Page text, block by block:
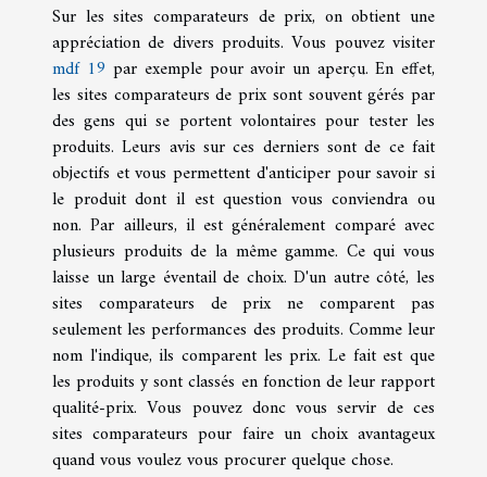
Sur les sites comparateurs de prix, on obtient une
appréciation de divers produits. Vous pouvez visiter
mdf 19 par exemple pour avoir un aperçu. En effet,
les sites comparateurs de prix sont souvent gérés par
des gens qui se portent volontaires pour tester les
produits. Leurs avis sur ces derniers sont de ce fait
objectifs et vous permettent d'anticiper pour savoir si
le produit dont il est question vous conviendra ou
non. Par ailleurs, il est généralement comparé avec
plusieurs produits de la même gamme. Ce qui vous
laisse un large éventail de choix. D'un autre côté, les
sites comparateurs de prix ne comparent pas
seulement les performances des produits. Comme leur
nom l'indique, ils comparent les prix. Le fait est que
les produits y sont classés en fonction de leur rapport
qualité-prix. Vous pouvez donc vous servir de ces
sites comparateurs pour faire un choix avantageux
quand vous voulez vous procurer quelque chose.